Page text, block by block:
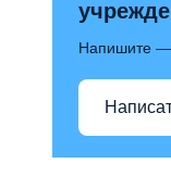
Напишите